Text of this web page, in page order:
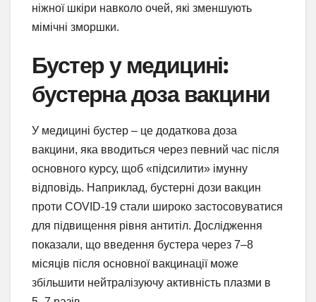
ніжної шкіри навколо очей, які зменшують
мімічні зморшки.
Бустер у медицині:
бустерна доза вакцини
У медицині бустер – це додаткова доза
вакцини, яка вводиться через певний час після
основного курсу, щоб «підсилити» імунну
відповідь. Наприклад, бустерні дози вакцин
проти COVID-19 стали широко застосовуватися
для підвищення рівня антитіл. Дослідження
показали, що введення бустера через 7–8
місяців після основної вакцинації може
збільшити нейтралізуючу активність плазми в